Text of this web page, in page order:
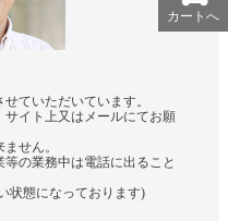
ていただいています。
イト上又はメールにてお願
せん。
の業務中は電話に出ること
状態になっております)
カートへ